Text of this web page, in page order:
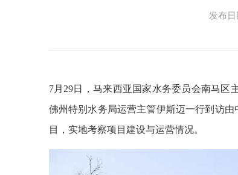
发布日
7月29日，马来西亚国家水务委员会南马区
佛州特别水务局运营主管伊斯迈一行到访
目，实地考察项目建设与运营情况。